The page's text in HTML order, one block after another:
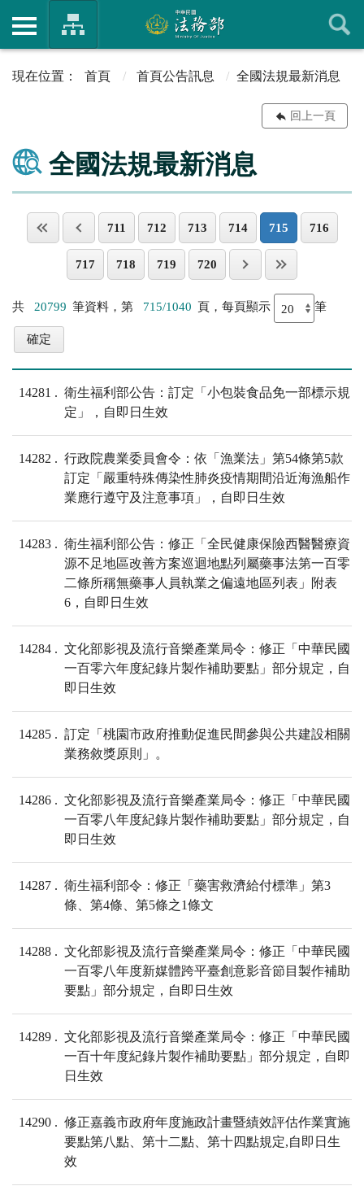
首頁 首頁公告訊息 全國法規最新消息
回上一頁
全國法規最新消息
711 712 713 714 715 716
717 718 719 720
共 20799 筆資料，第 715/1040 頁，每頁顯示 筆
14281
衛生福利部公告：訂定「小包裝食品免一部標示規
定」，自即日生效
14282
行政院農業委員會令：依「漁業法」第54條第5款
訂定「嚴重特殊傳染性肺炎疫情期間沿近海漁船作
業應行遵守及注意事項」，自即日生效
14283
衛生福利部公告：修正「全民健康保險西醫醫療資
源不足地區改善方案巡迴地點列屬藥事法第一百零
二條所稱無藥事人員執業之偏遠地區列表」附表
6，自即日生效
14284
文化部影視及流行音樂產業局令：修正「中華民國
一百零六年度紀錄片製作補助要點」部分規定，自
即日生效
14285
訂定「桃園市政府推動促進民間參與公共建設相關
業務敘獎原則」。
14286
文化部影視及流行音樂產業局令：修正「中華民國
一百零八年度紀錄片製作補助要點」部分規定，自
即日生效
14287
衛生福利部令：修正「藥害救濟給付標準」第3
條、第4條、第5條之1條文
14288
文化部影視及流行音樂產業局令：修正「中華民國
一百零八年度新媒體跨平臺創意影音節目製作補助
要點」部分規定，自即日生效
14289
文化部影視及流行音樂產業局令：修正「中華民國
一百十年度紀錄片製作補助要點」部分規定，自即
日生效
14290
修正嘉義市政府年度施政計畫暨績效評估作業實施
要點第八點、第十二點、第十四點規定,自即日生
效